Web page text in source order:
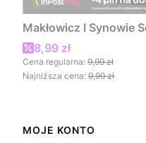
Makłowicz I Synowie
Cena promocyjna
8,99 zł
Cena regularna: 9,99 zł
Najniższa cena: 9,99 zł
Linki w stopce
MOJE KONTO